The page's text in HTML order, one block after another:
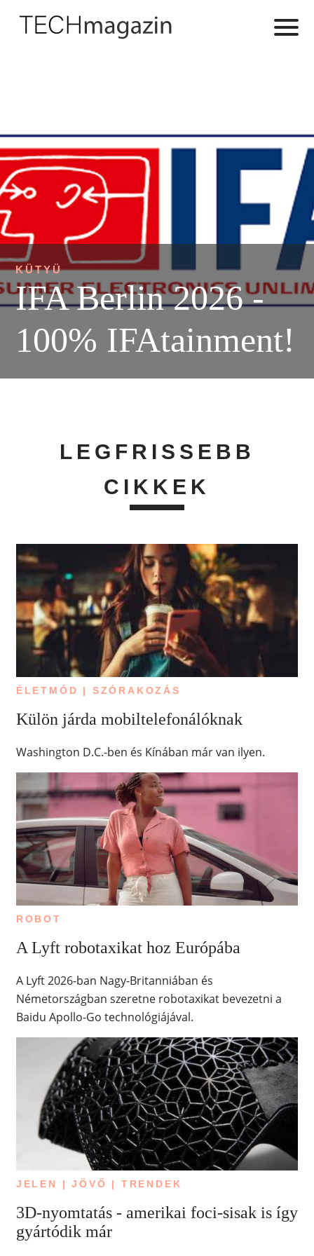
KÜTYÜ
IFA Berlin 2026 -
100% IFAtainment!
LEGFRISSEBB
CIKKEK
ÉLETMÓD | SZÓRAKOZÁS
Külön járda mobiltelefonálóknak
Washington D.C.-ben és Kínában már van ilyen.
ROBOT
A Lyft robotaxikat hoz Európába
A Lyft 2026-ban Nagy-Britanniában és
Németországban szeretne robotaxikat bevezetni a
Baidu Apollo-Go technológiájával.
JELEN | JÖVŐ | TRENDEK
3D-nyomtatás - amerikai foci-sisak is így
gyártódik már